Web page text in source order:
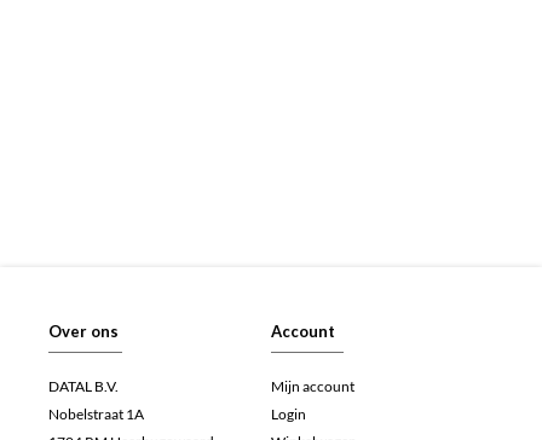
Over ons
DATAL B.V.
Nobelstraat 1A
Account
Mijn account
Login